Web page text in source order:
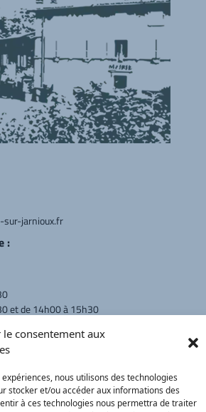
le consentement aux
nous utilisons des technologies
stocker et/ou accéder aux informations des
à ces technologies nous permettra de traiter
jarnioux.fr
:
et de 14h00 à 15h30
reste à privilégier